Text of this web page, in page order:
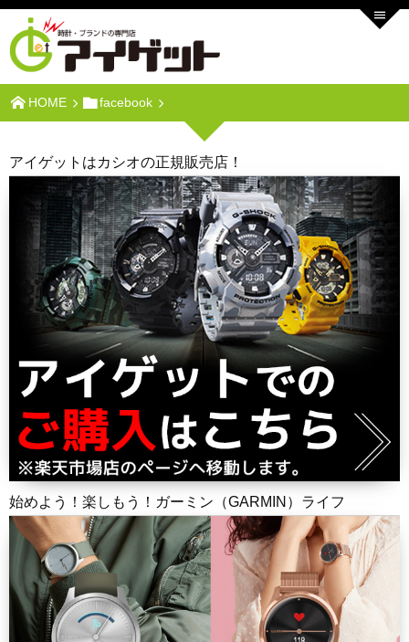
HOME facebook
アイゲットはカシオの正規販売店！
始めよう！楽しもう！ガーミン（GARMIN）ライフ